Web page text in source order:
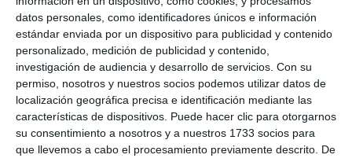
datos personales, como identificadores únicos e información
estándar enviada por un dispositivo para publicidad y contenido
personalizado, medición de publicidad y contenido,
investigación de audiencia y desarrollo de servicios. Con su
permiso, nosotros y nuestros socios podemos utilizar datos de
localización geográfica precisa e identificación mediante las
características de dispositivos. Puede hacer clic para otorgarnos
su consentimiento a nosotros y a nuestros 1733 socios para
que llevemos a cabo el procesamiento previamente descrito. De
el mantenimiento de parques y jardines del
Ayuntamiento de Cádiz, Marbella o Rincón de la
Victoria, entre otros.